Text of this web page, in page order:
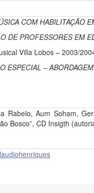
COM HABILITAÇÃO
DE PROFESSORES EM
Villa Lobos – 2003/
ESPECIAL –
Rabelo, Aum Soham,
Bosco”, CD Insigth